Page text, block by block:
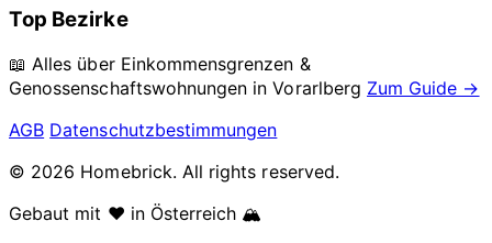
Top Bezirke
📖 Alles über Einkommensgrenzen &
Genossenschaftswohnungen inVorarlberg Zum Guide →
AGB Datenschutzbestimmungen
© 2026 Homebrick. All rights reserved.
Gebaut mit ❤️ in Österreich 🏔️